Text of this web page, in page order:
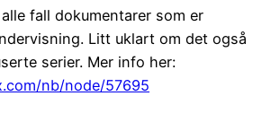
fall dokumentarer som er
Litt uklart om det også
serier. Mer info her:
nb/node/57695